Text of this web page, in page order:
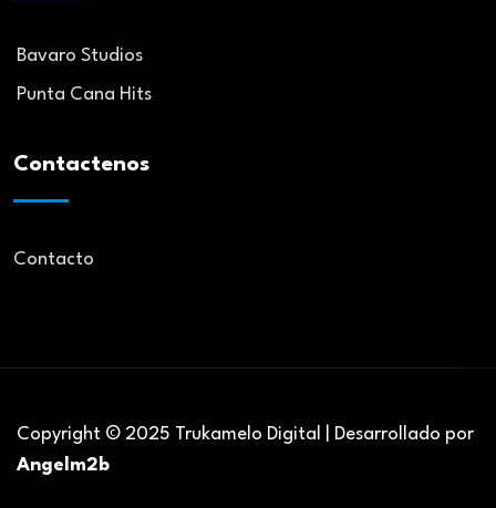
Bavaro Studios
Punta Cana Hits
Contactenos
Contacto
Copyright © 2025 Trukamelo Digital | Desarrollado por
Angelm2b